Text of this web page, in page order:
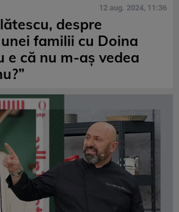
12 aug. 2024, 11:36
despre
familii cu Doina
e că nu m-aș vedea